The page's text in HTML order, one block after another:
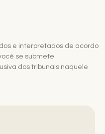
e interpretados de acordo
se submete
dos tribunais naquele